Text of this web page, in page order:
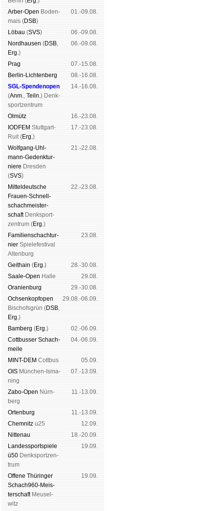
Arber-Open Boden­
mais (DSB)
01.-09.08.
Lö­bau (SVS)
06.-09.08.
Nord­hau­sen (DSB,
Erg.)
06.-09.08.
Prag
07.-15.08.
Berlin-Lich­ten­berg
08.-16.08.
SGL-Spenden­open
(Anm., Teiln.) Denk­
sport­zen­trum
14.-16.08.
Ol­mütz
16.-23.08.
IODFEM Stutt­gart-
Ruit (Erg.)
17.-23.08.
Wolf­gang-Uhl­
mann-Ge­denk­tur­
niere Dres­den
(SVS)
21.-22.08.
Mit­tel­deu­tsche
Frauen-Schnell­
schach­meis­ter­
schaftDenk­sport­
zen­trum (Erg.)
22.-23.08.
Familien­schach­tur­
nier Spiele­fes­ti­val
Al­ten­burg
23.08.
Geit­hain (Erg.)
28.-30.08.
Saale-Open Halle
29.08.
Oranien­burg
29.-30.08.
Och­sen­kopf­open
Bischofs­grün (DSB,
Erg.)
29.08.-06.09.
Bam­berg (Erg.)
02.-06.09.
Cott­busser Schach­
meile
04.-06.09.
MINT-DEM Cott­bus
05.09.
OIS Mün­chen-Is­ma­
ning
07.-13.09.
Zabo-Open Nürn­
berg
11.-13.09.
Orten­burg
11.-13.09.
Chem­nitz u25
12.09.
Nitte­nau
18.-20.09.
Landes­sport­spiele
ü50 Denk­sport­zen­
trum
19.09.
Offene Thü­rin­ger
Schach960-Meis­
ter­schaftMeu­sel­
witz
19.09.